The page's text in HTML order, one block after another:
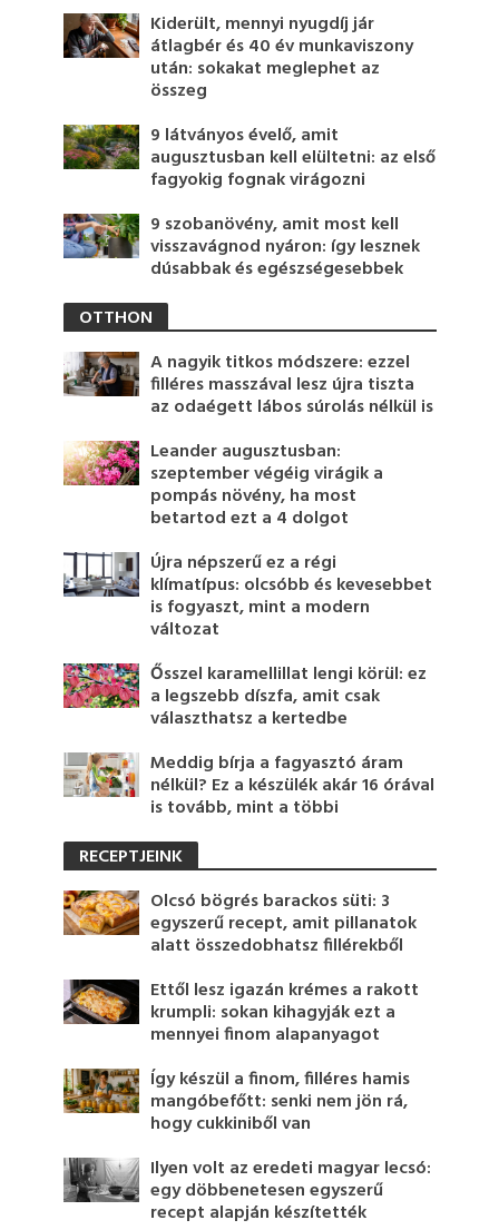
Kiderült, mennyi nyugdíj jár
átlagbér és 40 év munkaviszony
után: sokakat meglephet az
összeg
9 látványos évelő, amit
augusztusban kell elültetni: az első
fagyokig fognak virágozni
9 szobanövény, amit most kell
visszavágnod nyáron: így lesznek
dúsabbak és egészségesebbek
OTTHON
A nagyik titkos módszere: ezzel
filléres masszával lesz újra tiszta
az odaégett lábos súrolás nélkül is
Leander augusztusban:
szeptember végéig virágik a
pompás növény, ha most
betartod ezt a 4 dolgot
Újra népszerű ez a régi
klímatípus: olcsóbb és kevesebbet
is fogyaszt, mint a modern
változat
Ősszel karamellillat lengi körül: ez
a legszebb díszfa, amit csak
választhatsz a kertedbe
Meddig bírja a fagyasztó áram
nélkül? Ez a készülék akár 16 órával
is tovább, mint a többi
RECEPTJEINK
Olcsó bögrés barackos süti: 3
egyszerű recept, amit pillanatok
alatt összedobhatsz fillérekből
Ettől lesz igazán krémes a rakott
krumpli: sokan kihagyják ezt a
mennyei finom alapanyagot
Így készül a finom, filléres hamis
mangóbefőtt: senki nem jön rá,
hogy cukkiniből van
Ilyen volt az eredeti magyar lecsó:
egy döbbenetesen egyszerű
recept alapján készítették